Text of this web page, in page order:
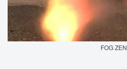
FOG ZEN